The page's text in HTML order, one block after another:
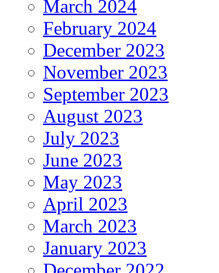
March 2024
February 2024
December 2023
November 2023
September 2023
August 2023
July 2023
June 2023
May 2023
April 2023
March 2023
January 2023